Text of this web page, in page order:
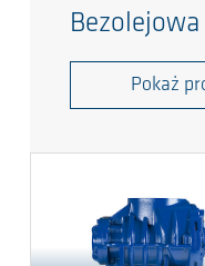
Pokaż